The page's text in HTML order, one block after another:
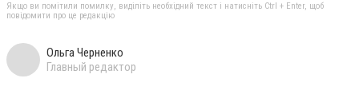
Якщо ви помітили помилку, виділіть необхідний текст і натисніть Ctrl + Enter, щоб
повідомити про це редакцію
Ольга Черненко
Главный редактор